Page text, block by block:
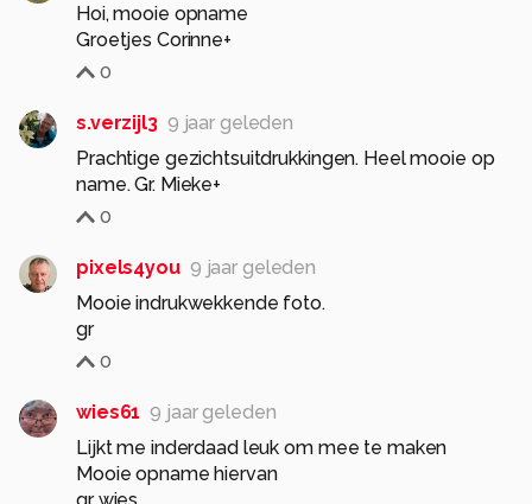
Hoi, mooie opname
Groetjes Corinne+
0
s.verzijl3 9 jaar geleden
Prachtige gezichtsuitdrukkingen. Heel mooie op
name. Gr. Mieke+
0
pixels4you 9 jaar geleden
Mooie indrukwekkende foto.
gr
0
wies61 9 jaar geleden
Lijkt me inderdaad leuk om mee te maken
Mooie opname hiervan